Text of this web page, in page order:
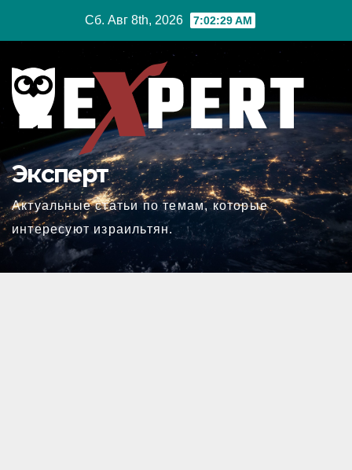
Сб. Авг 8th, 2026 7:02:31 AM
Эксперт
Актуальные статьи по темам, которые
интересуют израильтян.